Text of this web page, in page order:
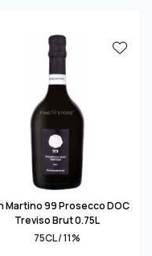
Martino 99 Prosecco DOC
Treviso Brut 0.75L
75CL / 11%